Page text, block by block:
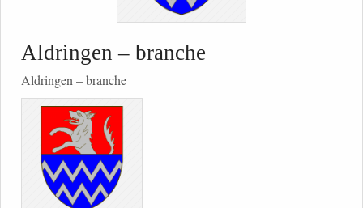
Aldringen – branche
Aldringen – branche